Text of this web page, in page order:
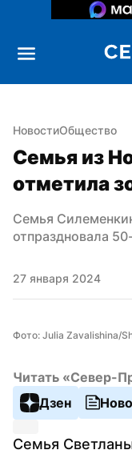
НовостиОбщество
Семья из
отметила
Семья
отпраздновала
27 января 2024
Фото: Julia Zavalishina/
Читать «Север-
Дзен
Семья